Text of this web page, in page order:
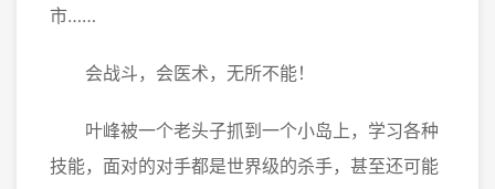
市……
会战斗，会医术，无所不能！
叶峰被一个老头子抓到一个小岛上，学习各种
技能，面对的对手都是世界级的杀手，甚至还可能